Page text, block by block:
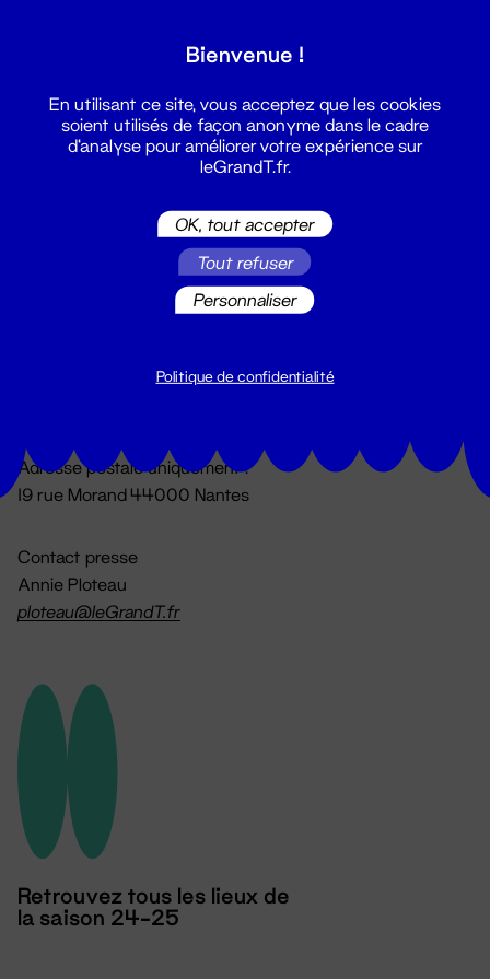
Du lundi au vendredi 14h → 18h
Adresse postale uniquement :
19 rue Morand 44000 Nantes
Contact presse
Annie Ploteau
ploteau@leGrandT.fr
Retrouvez tous les lieux de
la saison 24-25
Bienvenue !
En utilisant ce site, vous acceptez que les cookies
soient utilisés de façon anonyme dans le cadre
d'analyse pour améliorer votre expérience sur
leGrandT.fr.
OK, tout accepter
Tout refuser
Personnaliser
Politique de confidentialité